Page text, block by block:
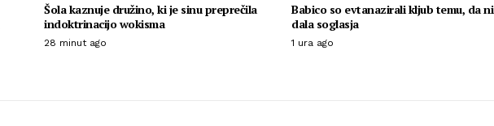
Šola kaznuje družino, ki je sinu preprečila
indoktrinacijo wokisma
28 minut ago
Babico so evtanazirali kljub temu, da ni
dala soglasja
1 ura ago